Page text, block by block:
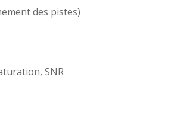
des pistes)
SNR